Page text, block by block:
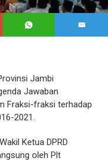
Jambi
Jawaban
Fraksi-fraksi terhadap
2021.
Ketua DPRD
oleh Plt